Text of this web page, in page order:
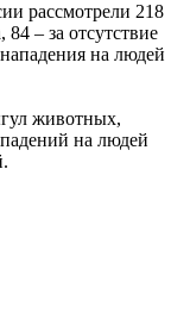
рассмотрели 218
– за отсутствие
на людей
животных,
на людей